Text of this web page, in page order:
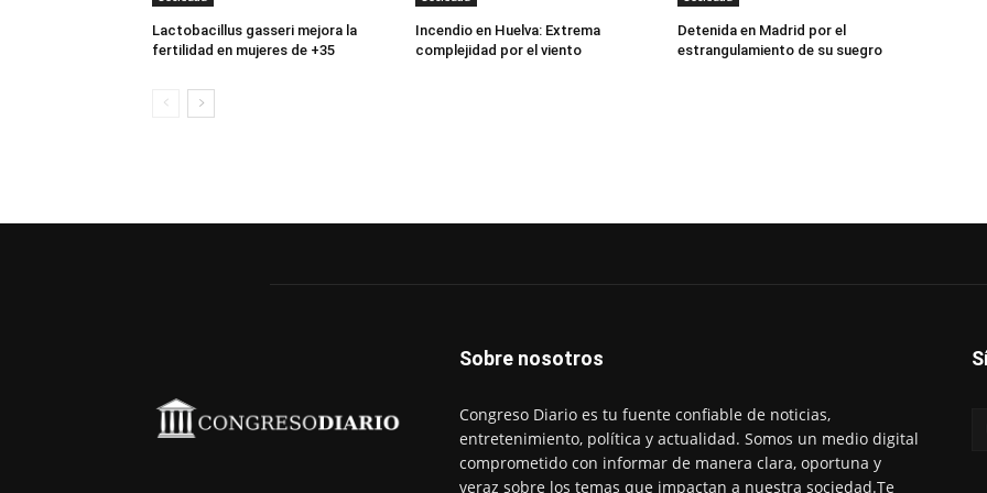
Lactobacillus gasseri mejora la
fertilidad en mujeres de +35
Incendio en Huelva: Extrema
complejidad por el viento
Detenida en Madrid por el
estrangulamiento de su suegro
Sobre nosotros
Congreso Diario es tu fuente confiable de noticias,
entretenimiento, política y actualidad. Somos un medio digital
comprometido con informar de manera clara, oportuna y
veraz sobre los temas que impactan a nuestra sociedad.Te